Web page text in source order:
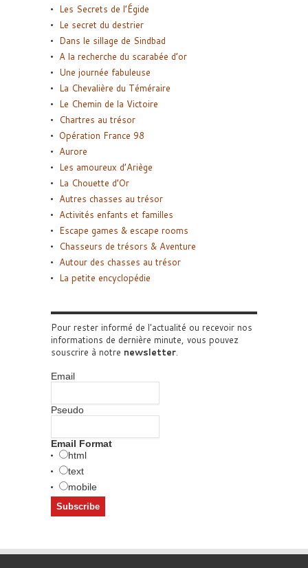
Les Secrets de l’Égide
Le secret du destrier
Dans le sillage de Sindbad
A la recherche du scarabée d’or
Une journée fabuleuse
La Chevalière du Téméraire
Le Chemin de la Victoire
Chartres au trésor
Opération France 98
Aurore
Les amoureux d’Ariège
La Chouette d’Or
Autres chasses au trésor
Activités enfants et familles
Escape games & escape rooms
Chasseurs de trésors & Aventure
Autour des chasses au trésor
La petite encyclopédie
Pour rester informé de l'actualité ou recevoir nos
informations de dernière minute, vous pouvez
souscrire à notre newsletter.
Email
Pseudo
Email Format
html
text
mobile